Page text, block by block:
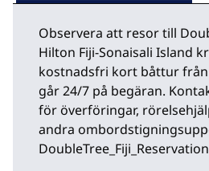
Observera att resor till
Hilton Fiji-Sonaisali Island
kostnadsfri kort båttur
går 24/7 på begäran.
för överföringar,
andra